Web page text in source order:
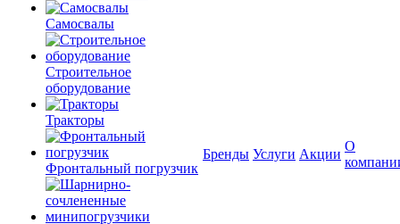
Самосвалы
Строительное
оборудование
Тракторы
Фронтальный погрузчик
Бренды Услуги Акции
О